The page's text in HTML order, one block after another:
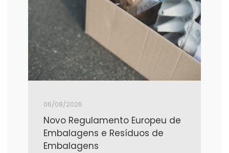
06/08/2026
Novo Regulamento Europeu de
Embalagens e Resíduos de
Embalagens